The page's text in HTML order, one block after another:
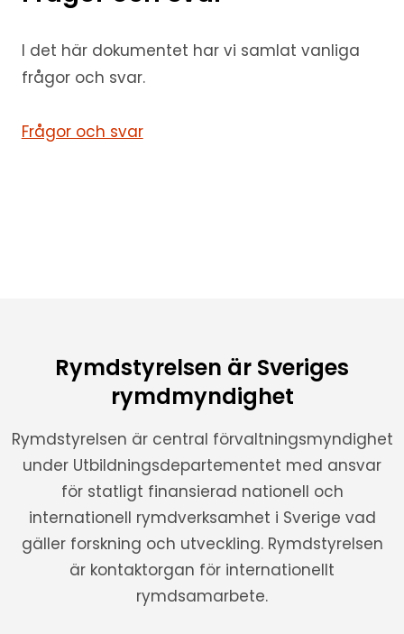
I det här dokumentet har vi samlat vanliga
frågor och svar.
Frågor och svar
Rymdstyrelsen är Sveriges
rymdmyndighet
Rymdstyrelsen är central förvaltningsmyndighet
under Utbildningsdepartementet med ansvar
för statligt finansierad nationell och
internationell rymdverksamhet i Sverige vad
gäller forskning och utveckling. Rymdstyrelsen
är kontaktorgan för internationellt
rymdsamarbete.